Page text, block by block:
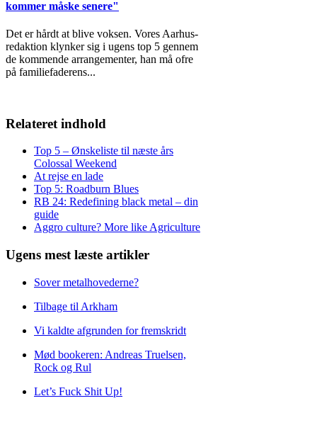
kommer måske senere"
Det er hårdt at blive voksen. Vores Aarhus-
redaktion klynker sig i ugens top 5 gennem
de kommende arrangementer, han må ofre
på familiefaderens...
Relateret indhold
Top 5 – Ønskeliste til næste års
Colossal Weekend
At rejse en lade
Top 5: Roadburn Blues
RB 24: Redefining black metal – din
guide
Aggro culture? More like Agriculture
Ugens mest læste artikler
Sover metalhovederne?
Tilbage til Arkham
Vi kaldte afgrunden for fremskridt
Mød bookeren: Andreas Truelsen,
Rock og Rul
Let’s Fuck Shit Up!